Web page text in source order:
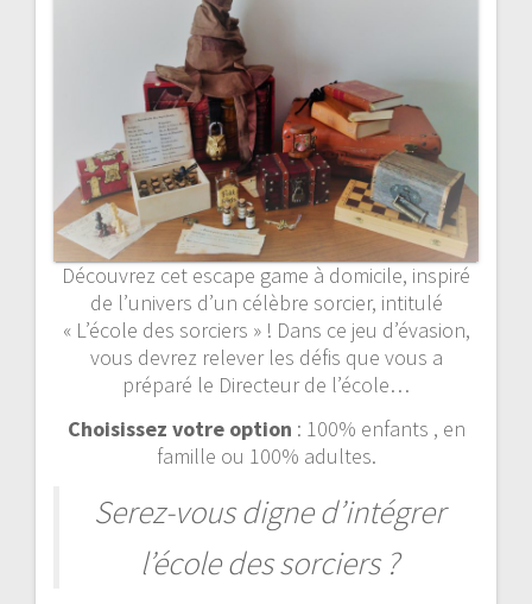
Découvrez cet escape game à domicile, inspiré
de l’univers d’un célèbre sorcier, intitulé
« L’école des sorciers » ! Dans ce jeu d’évasion,
vous devrez relever les défis que vous a
préparé le Directeur de l’école…
Choisissez votre option : 100% enfants , en
famille ou 100% adultes.
Serez-vous digne d’intégrer
l’école des sorciers ?